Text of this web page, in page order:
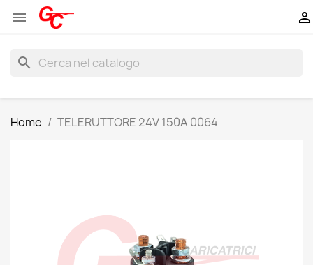
 
search
Home TELERUTTORE 24V 150A 0064